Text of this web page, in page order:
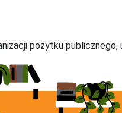
pożytku publicznego,